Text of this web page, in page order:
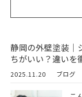
静岡の外壁塗装｜
ちがいい？違いを
2025.11.20 ブログ